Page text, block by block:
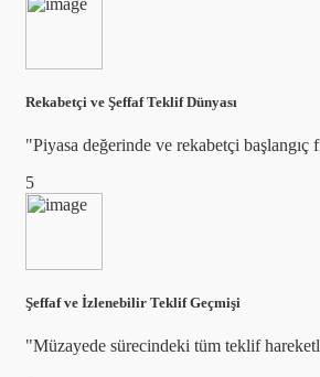
Rekabetçi ve Şeffaf Teklif Dünyası
"Piyasa değerinde ve rekabetçi
5
Şeffaf ve İzlenebilir Teklif Geçmişi
"Müzayede sürecindeki tüm teklif